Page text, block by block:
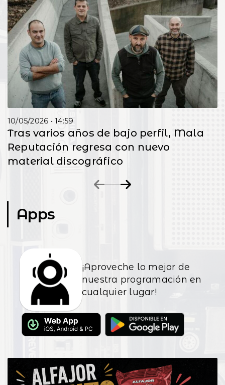
10/05/2026 • 14:59
Tras varios años de bajo perfil, Mala
Reputación regresa con nuevo
material discográfico
Apps
¡Aproveche lo mejor de
nuestra programación en
cualquier lugar!